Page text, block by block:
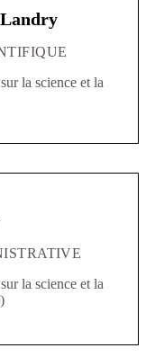
la science et la
la science et la